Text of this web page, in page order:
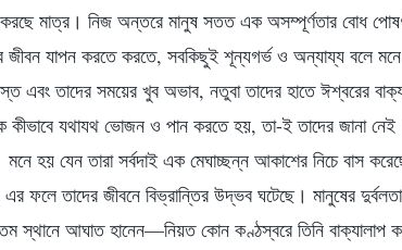
করছে মাত্র। নিজ অন্তরে মানুষ সতত এক অসম্পূর্ণতার বোধ
জীবন যাপন করতে করতে, সবকিছুই শূন্যগর্ভ ও অন্যায্য বলে
এবং তাদের সময়ের খুব অভাব, নতুবা তাদের হাতে ঈশ্বরের
কীভাবে যথাযথ ভোজন ও পান করতে হয়, তা-ই তাদের জানা
হয় যেন তারা সর্বদাই এক মেঘাচ্ছন্ন আকাশের নিচে বাস
ফলে তাদের জীবনে বিভ্রান্তির উদ্ভব ঘটেছে। মানুষের
স্থানে আঘাত হানেন—নিয়ত কোন কণ্ঠস্বরে তিনি বাক্যালাপ